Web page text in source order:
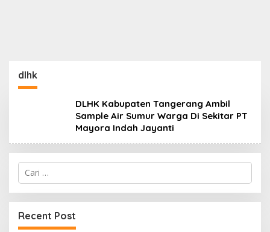
dlhk
DLHK Kabupaten Tangerang Ambil
Sample Air Sumur Warga Di Sekitar PT
Mayora Indah Jayanti
Cari
untuk:
Recent Post